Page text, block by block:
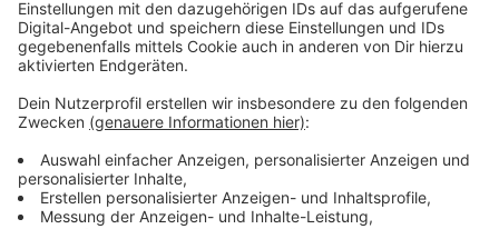
Anzeige
Vorstellen brauchen wir ihn euch nicht. Seit 2003
treibt Jürgen Bangert nun als "Elvis Eifel" seine Späße
am Telefon mit seinen Hörerinnen und Hörern im Radio.
Aber selbst seine 'Opfer' müssen am Ende mit lachen -
wenn auch nicht immer. Und weil ihr nicht genug von